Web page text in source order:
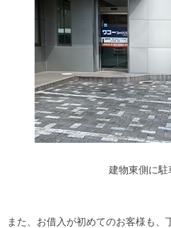
建物東側に駐
また、お借入が初めてのお客様も、